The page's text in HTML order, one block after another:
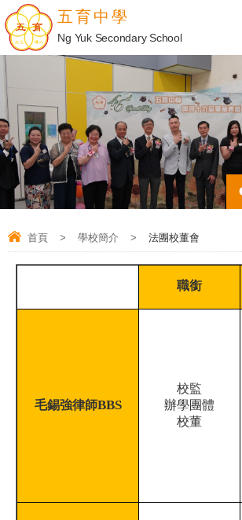
五育中學
Ng Yuk Secondary School
首頁 > 學校簡介 > 法團校董會
職銜
毛錫強律師BBS
校監
辦學團體
校董